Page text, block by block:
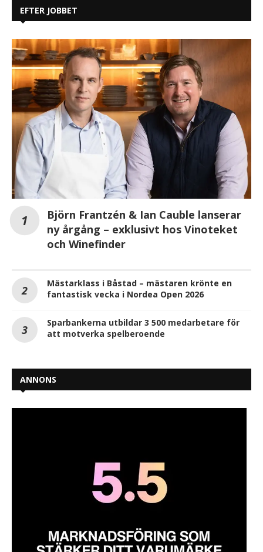
EFTER JOBBET
Björn Frantzén & Ian Cauble lanserar
ny årgång – exklusivt hos Vinoteket
och Winefinder
Mästarklass i Båstad – mästaren krönte en
fantastisk vecka i Nordea Open 2026
Sparbankerna utbildar 3 500 medarbetare för
att motverka spelberoende
ANNONS